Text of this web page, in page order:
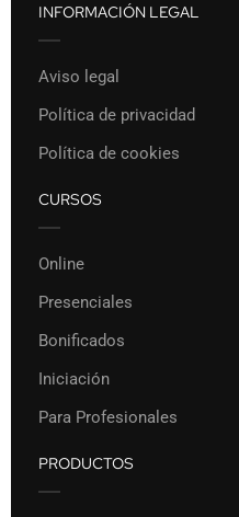
INFORMACIÓN LEGAL
Aviso legal
Política de privacidad
Política de cookies
CURSOS
Online
Presenciales
Bonificados
Iniciación
Para Profesionales
PRODUCTOS